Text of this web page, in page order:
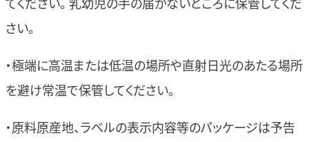
さい。
・極端に高温または低温の場所や直射日光のあたる場所
を避け常温で保管してください。
・原料原産地、ラベルの表示内容等のパッケージは予告